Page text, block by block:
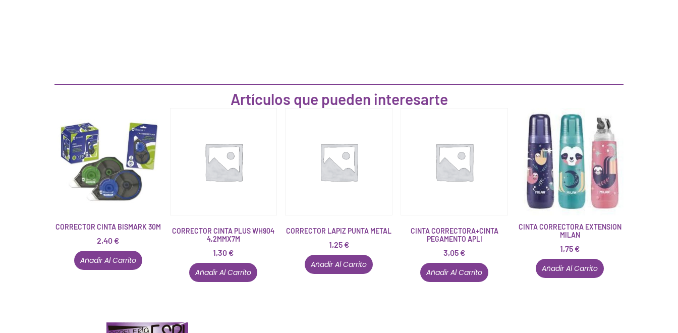
Artículos que pueden interesarte
CORRECTOR CINTA BISMARK 30M
2,40 €
Añadir Al Carrito
CORRECTOR CINTA PLUS WH904
4,2MMX7M
1,30 €
Añadir Al Carrito
CORRECTOR LAPIZ PUNTA METAL
1,25 €
Añadir Al Carrito
CINTA CORRECTORA+CINTA
PEGAMENTO APLI
3,05 €
Añadir Al Carrito
CINTA CORRECTORA EXTENSION
MILAN
1,75 €
Añadir Al Carrito